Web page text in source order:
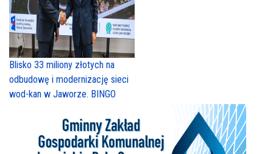
Blisko 33 miliony złotych na
odbudowę i modernizację sieci
wod-kan w Jaworze. BINGO